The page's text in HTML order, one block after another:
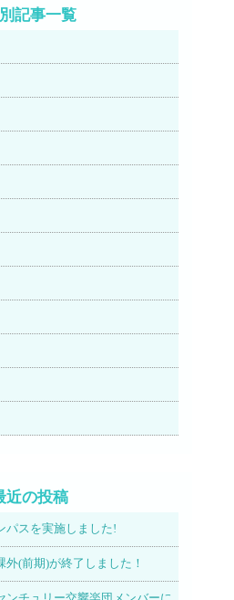
記事一覧
近の投稿
パスを実施しました!
外(前期)が終了しました！